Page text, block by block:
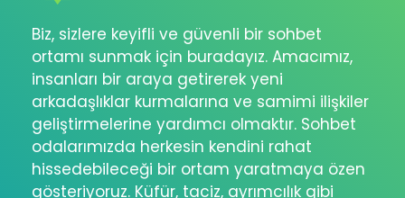
Biz, sizlere keyifli ve güvenli bir sohbet
ortamı sunmak için buradayız. Amacımız,
insanları bir araya getirerek yeni
arkadaşlıklar kurmalarına ve samimi ilişkiler
geliştirmelerine yardımcı olmaktır. Sohbet
odalarımızda herkesin kendini rahat
hissedebileceği bir ortam yaratmaya özen
gösteriyoruz. Küfür, taciz, ayrımcılık gibi